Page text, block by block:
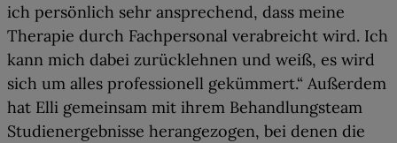
ich persönlich sehr ansprechend, dass meine
Therapie durch Fachpersonal verabreicht wird. Ich
kann mich dabei zurücklehnen und weiß, es wird
sich um alles professionell gekümmert.“ Außerdem
hat Elli gemeinsam mit ihrem Behandlungsteam
Studienergebnisse herangezogen, bei denen die